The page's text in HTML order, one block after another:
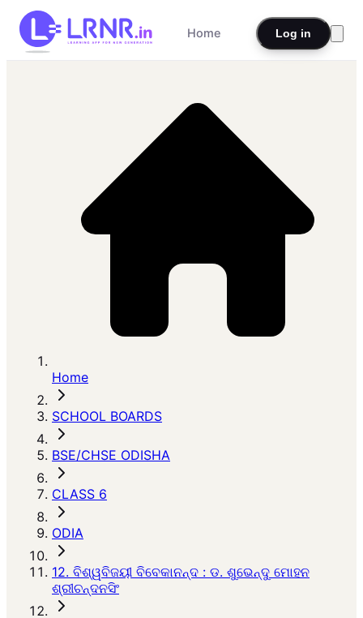
Home Log in
Home
SCHOOL BOARDS
BSE/CHSE ODISHA
CLASS 6
ODIA
12. ବିଶ୍ୱବିଜୟୀ ବିବେକାନନ୍ଦ : ଡ. ଶୁଭେନ୍ଦୁ ମୋହନ
ଶ୍ରୀଚନ୍ଦନସିଂ